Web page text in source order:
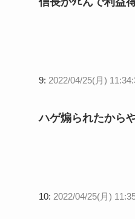
9: 2022/04/25(月)
ハゲ煽られたから
10: 2022/04/25(月)